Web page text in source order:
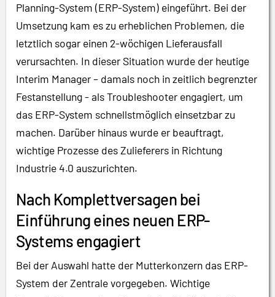
Planning-System (ERP-System) eingeführt. Bei der
Umsetzung kam es zu erheblichen Problemen, die
letztlich sogar einen 2-wöchigen Lieferausfall
verursachten. In dieser Situation wurde der heutige
Interim Manager – damals noch in zeitlich begrenzter
Festanstellung - als Troubleshooter engagiert, um
das ERP-System schnellstmöglich einsetzbar zu
machen. Darüber hinaus wurde er beauftragt,
wichtige Prozesse des Zulieferers in Richtung
Industrie 4.0 auszurichten.
Nach Komplettversagen bei
Einführung eines neuen ERP-
Systems engagiert
Bei der Auswahl hatte der Mutterkonzern das ERP-
System der Zentrale vorgegeben. Wichtige